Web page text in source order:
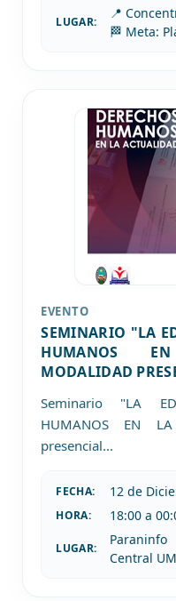
LUGAR:
📍
🏁 Meta:
EVENTO
SEMINARIO "LA
HUMANOS
MODALIDAD
Seminario "LA
HUMANOS EN
presencial...
FECHA: 12 de
HORA: 18:00 a
LUGAR:
Central